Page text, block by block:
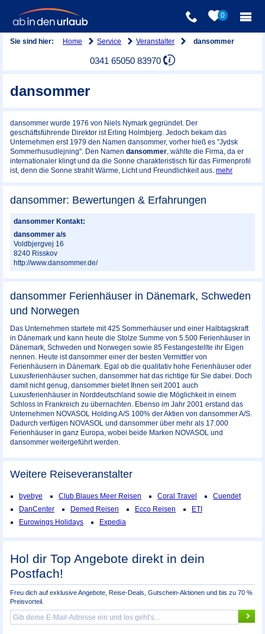
0
Sie sind hier: Home Service Veranstalter dansommer
0341 65050 83970
dansommer
dansommer wurde 1976 von Niels Nymark gegründet. Der
geschäftsführende Direktor ist Erling Holmbjerg. Jedoch bekam das
Unternehmen erst 1979 den Namen dansommer, vorher hieß es "Jydsk
Sommerhusudlejning". Den Namen dansommer, wählte die Firma, da er
internationaler klingt und da die Sonne charakteristisch für das Firmenprofil
ist, denn die Sonne strahlt Wärme, Licht und Freundlichkeit aus. mehr
dansommer: Bewertungen & Erfahrungen
dansommer Kontakt:
dansommer a/s
Voldbjergvej 16
8240 Risskov
http://www.dansommer.de/
dansommer Ferienhäuser in Dänemark, Schweden
und Norwegen
Das Unternehmen startete mit 425 Sommerhäuser und einer Halbtagskraft
in Dänemark und kann heute die Stolze Summe von 5.500 Ferienhäuser in
Dänemark, Schweden und Norwegen sowie 85 Festangestellte ihr Eigen
nennen. Heute ist dansommer einer der besten Vermittler von
Ferienhäusern in Dänemark. Egal ob die qualitativ hohe Ferienhäuser oder
Luxusferienhäuser suchen, dansommer hat das richtige für Sie dabei. Doch
damit nicht genug, dansommer bietet Ihnen seit 2001 auch
Luxusferienhäuser in Norddeutschland sowie die Möglichkeit in einem
Schloss in Frankreich zu übernachten. Ebenso im Jahr 2001 erstand das
Unternehmen NOVASOL Holding A/S 100% der Aktien von dansommer A/S.
Dadurch verfügen NOVASOL und dansommer über mehr als 17.000
Ferienhäuser in ganz Europa, wobei beide Marken NOVASOL und
dansommer weitergeführt werden.
Weitere Reiseveranstalter
byebye Club Blaues Meer Reisen Coral Travel
Cuendet
DanCenter
Demed Reisen Ecco Reisen
ETI
Eurowings Holidays
Expedia
Hol dir Top Angebote direkt in dein
Postfach!
Freu dich auf exklusive Angebote, Reise-Deals, Gutschein-Aktionen und bis zu 70 %
Preisvorteil.